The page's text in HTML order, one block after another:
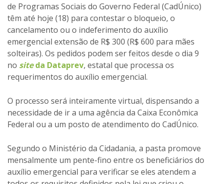
de Programas Sociais do Governo Federal (CadÚnico)
têm até hoje (18) para contestar o bloqueio, o
cancelamento ou o indeferimento do auxílio
emergencial extensão de R$ 300 (R$ 600 para mães
solteiras). Os pedidos podem ser feitos desde o dia 9
no siteda Dataprev, estatal que processa os
requerimentos do auxílio emergencial.
O processo será inteiramente virtual, dispensando a
necessidade de ir a uma agência da Caixa Econômica
Federal ou a um posto de atendimento do CadÚnico.
Segundo o Ministério da Cidadania, a pasta promove
mensalmente um pente-fino entre os beneficiários do
auxílio emergencial para verificar se eles atendem a